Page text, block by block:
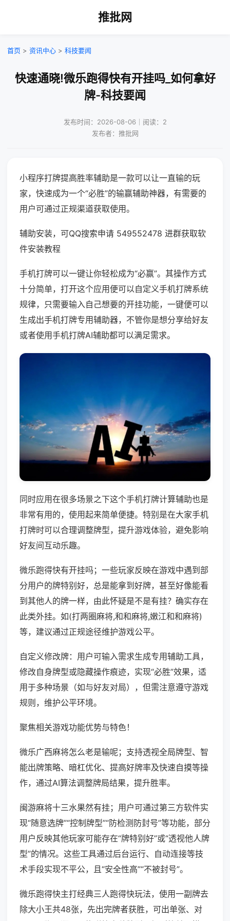
推批网
首页 > 资讯中心 > 科技要闻
快速通晓!微乐跑得快有开挂吗_如何拿好
牌-科技要闻
发布时间：2026-08-06｜阅读：2
发布者：推批网
小程序打牌提高胜率辅助是一款可以让一直输的玩
家，快速成为一个“必胜”的输赢辅助神器，有需要的
用户可通过正规渠道获取使用。
辅助安装，可QQ搜索申请 549552478 进群获取软
件安装教程
手机打牌可以一键让你轻松成为“必赢”。其操作方式
十分简单，打开这个应用便可以自定义手机打牌系统
规律，只需要输入自己想要的开挂功能，一键便可以
生成出手机打牌专用辅助器，不管你是想分享给好友
或者使用手机打牌AI辅助都可以满足需求。
同时应用在很多场景之下这个手机打牌计算辅助也是
非常有用的，使用起来简单便捷。特别是在大家手机
打牌时可以合理调整牌型，提升游戏体验，避免影响
好友间互动乐趣。
微乐跑得快有开挂吗；一些玩家反映在游戏中遇到部
分用户的牌特别好，总是能拿到好牌，甚至好像能看
到其他人的牌一样，由此怀疑是不是有挂？确实存在
此类外挂。如(打两圈麻将,和和麻将,嫩江和和麻将)
等，建议通过正规途径维护游戏公平。
自定义修改牌：用户可输入需求生成专用辅助工具，
修改自身牌型或隐藏操作痕迹，实现“必胜”效果，适
用于多种场景（如与好友对局），但需注意遵守游戏
规则，维护公平环境。
聚焦相关游戏功能优势与特色！
微乐广西麻将怎么老是输呢；支持透视全局牌型、智
能出牌策略、暗杠优化、提高好牌率及快速自摸等操
作，通过AI算法调整牌局结果，提升胜率。
闽游麻将十三水果然有挂；用户可通过第三方软件实
现“随意选牌”“控制牌型”“防检测防封号”等功能，部分
用户反映其他玩家可能存在“牌特别好”或“透视他人牌
型”的情况。这些工具通过后台运行、自动连接等技
术手段实现不平公，且“安全性高”“不被封号”。
微乐跑得快主打经典三人跑得快玩法，使用一副牌去
除大小王共48张，先出完牌者获胜，可出单张、对